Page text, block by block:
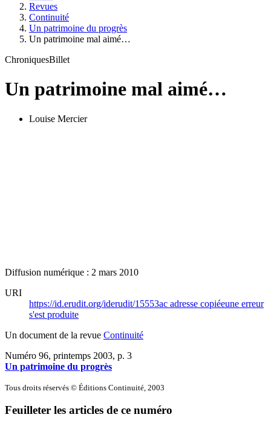
Revues
Continuité
Un patrimoine du progrès
Un patrimoine mal aimé…
ChroniquesBillet
Un patrimoine mal aimé…
Louise Mercier
Diffusion numérique : 2 mars 2010
URI
https://id.erudit.org/iderudit/15553ac adresse copiéeune erreur
s'est produite
Un document de la revue Continuité
Numéro 96, printemps 2003, p. 3
Un patrimoine du progrès
Tous droits réservés © Éditions Continuité, 2003
Feuilleter les articles de ce numéro